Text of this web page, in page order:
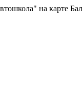
на карте